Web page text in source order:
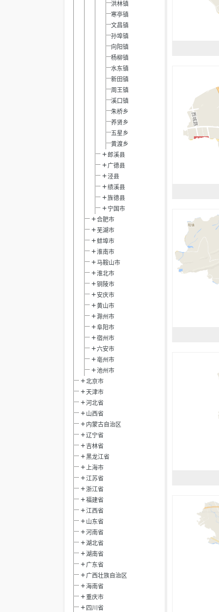
洪林镇
寒亭镇
文昌镇
孙埠镇
向阳镇
杨柳镇
水东镇
新田镇
周王镇
溪口镇
朱桥乡
养贤乡
五星乡
黄渡乡
郎溪县
广德县
泾县
绩溪县
旌德县
宁国市
合肥市
芜湖市
蚌埠市
淮南市
马鞍山市
淮北市
铜陵市
安庆市
黄山市
滁州市
阜阳市
宿州市
六安市
亳州市
池州市
北京市
天津市
河北省
山西省
内蒙古自治区
辽宁省
吉林省
黑龙江省
上海市
江苏省
浙江省
福建省
江西省
山东省
河南省
湖北省
湖南省
广东省
广西壮族自治区
海南省
重庆市
四川省